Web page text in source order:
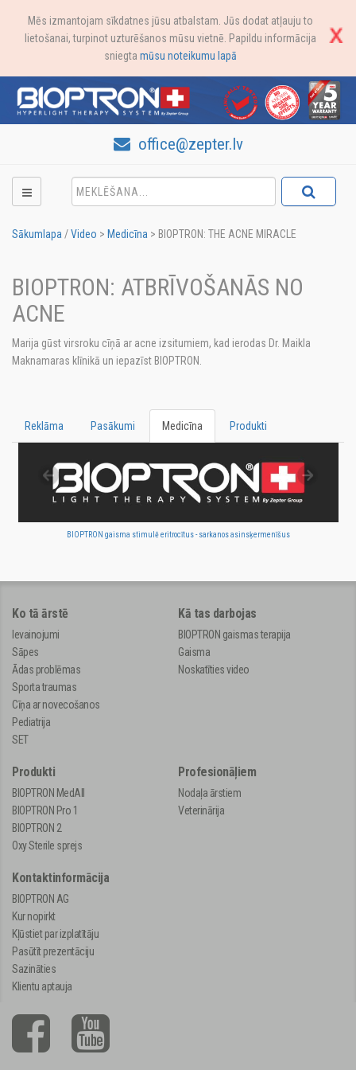
Mēs izmantojam sīkdatnes jūsu atbalstam. Jūs dodat atļauju to
lietošanai, turpinot uzturēšanos mūsu vietnē. Papildu informācija
sniegta mūsu noteikumu lapā
office@zepter.lv
Sākumlapa /Video > Medicīna > BIOPTRON: THE ACNE MIRACLE
BIOPTRON: ATBRĪVOŠANĀS NO
ACNE
Marija gūst virsroku cīņā ar acne izsitumiem, kad ierodas Dr. Maikla
Maknamaras klīnikā un iepazīst BIOPTRON.
Reklāma Pasākumi Medicīna Produkti
BIOPTRON gaisma stimulē eritrocītus - sarkanos asinsķermenīšus
Ko tā ārstē
Ievainojumi
Sāpes
Ādas problēmas
Sporta traumas
Cīņa ar novecošanos
Pediatrija
SET
Kā tas darbojas
BIOPTRON gaismas terapija
Gaisma
Noskatīties video
Produkti
BIOPTRON MedAll
BIOPTRON Pro 1
BIOPTRON 2
Oxy Sterile sprejs
Profesionāļiem
Nodaļa ārstiem
Veterinārija
Kontaktinformācija
BIOPTRON AG
Kur nopirkt
Kļūstiet par izplatītāju
Pasūtīt prezentāciju
Sazināties
Klientu aptauja